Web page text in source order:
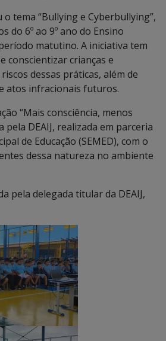
tema “Bullying e Cyberbullying”,
do 6º ao 9º ano do Ensino
matutino. A iniciativa tem
conscientizar crianças e
dessas práticas, além de
atos infracionais futuros.
“Mais consciência, menos
pela DEAIJ, realizada em parceria
de Educação (SEMED), com o
dessa natureza no ambiente
pela delegada titular da DEAIJ,